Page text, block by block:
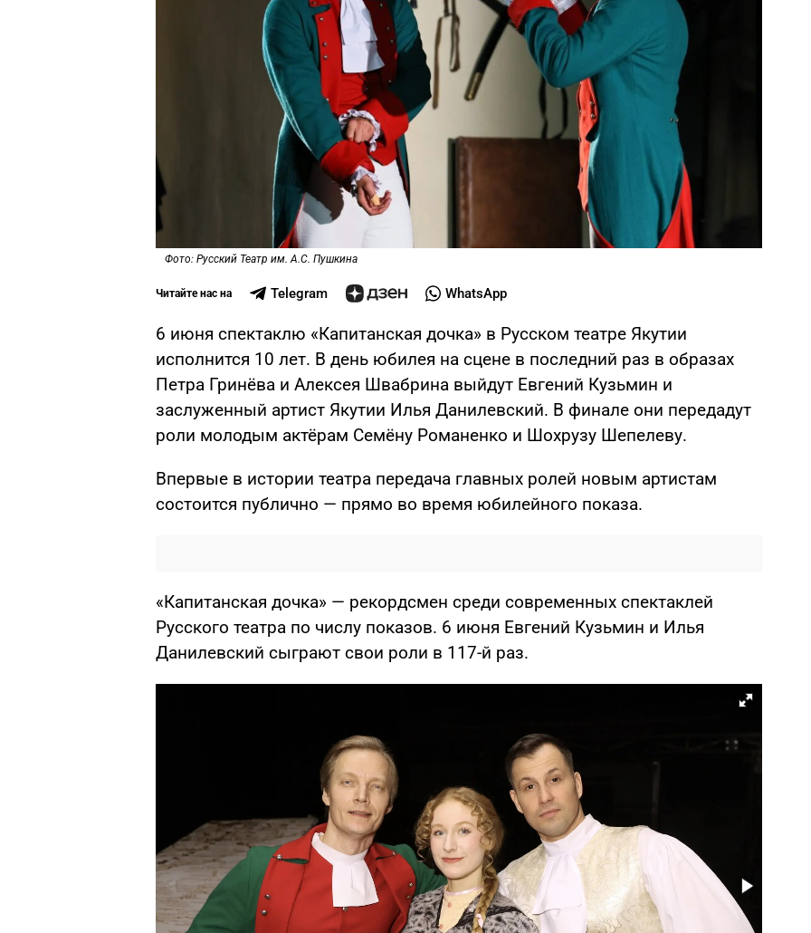
Фото: Русский Театр им. А.С. Пушкина
Читайте нас на Telegram WhatsApp
6 июня спектаклю «Капитанская дочка» в Русском театре Якутии
исполнится 10 лет. В день юбилея на сцене в последний раз в образах
Петра Гринёва и Алексея Швабрина выйдут Евгений Кузьмин и
заслуженный артист Якутии Илья Данилевский. В финале они передадут
роли молодым актёрам Семёну Романенко и Шохрузу Шепелеву.
Впервые в истории театра передача главных ролей новым артистам
состоится публично — прямо во время юбилейного показа.
«Капитанская дочка» — рекордсмен среди современных спектаклей
Русского театра по числу показов. 6 июня Евгений Кузьмин и Илья
Данилевский сыграют свои роли в 117-й раз.